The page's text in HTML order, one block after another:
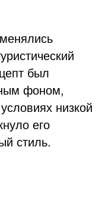
был
фоном,
низкой
его
стиль.